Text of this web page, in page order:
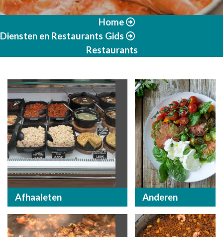
Home
Diensten en Restaurants Gids
Restaurants
Afhaaleten Anderen